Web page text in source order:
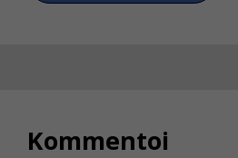
Kommentoi